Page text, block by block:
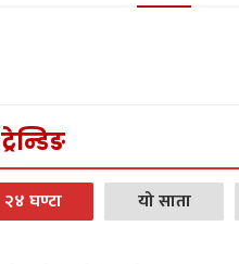
ट्रेन्डिङ
२४ घण्टा यो साता